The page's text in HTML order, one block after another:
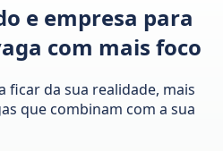
e empresa para
com mais foco
ficar da sua realidade, mais
que combinam com a sua